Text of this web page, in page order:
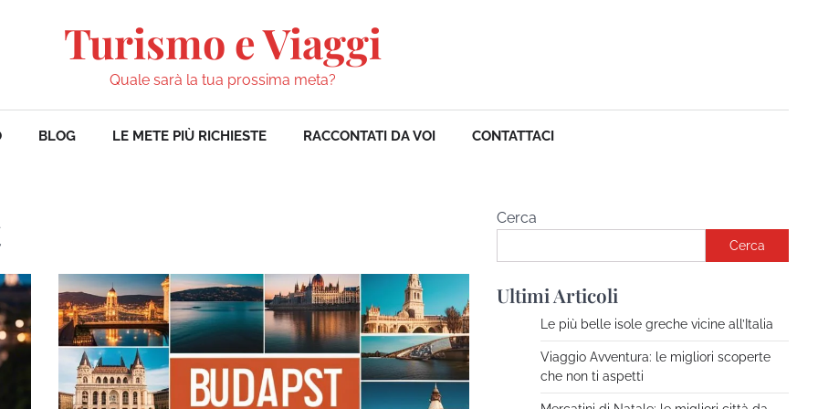
Turismo e Viaggi
Quale sarà la tua prossima meta?
BLOG LE METE PIÙ RICHIESTE RACCONTATI DA VOI CONTATTACI
Cerca
Cerca
Ultimi Articoli
Le più belle isole greche vicine all’Italia
Viaggio Avventura: le migliori scoperte
che non ti aspetti